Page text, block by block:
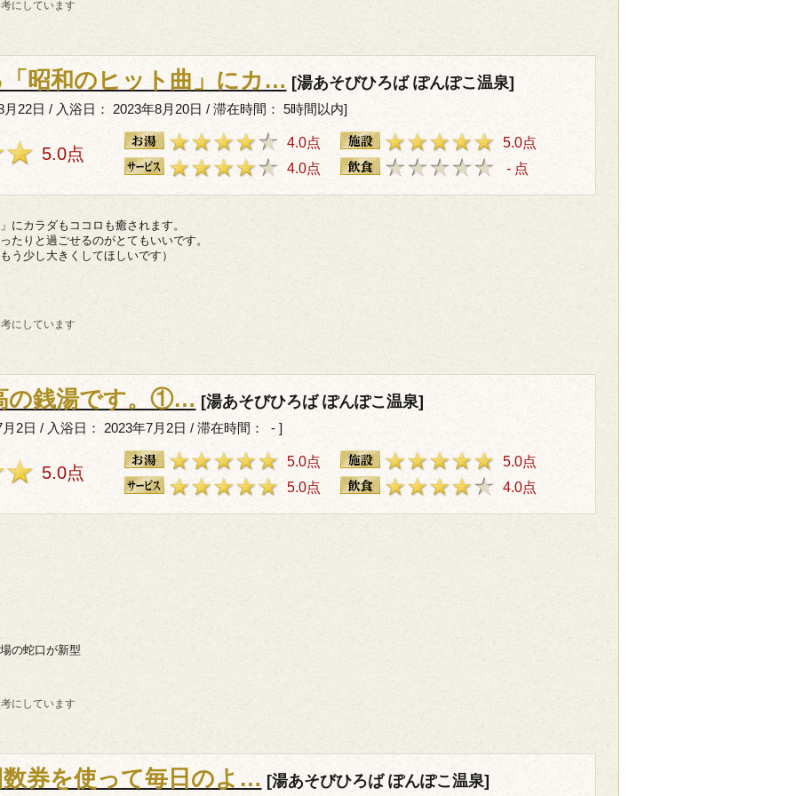
にしています
昭和のヒット曲」にカ… [湯あそびひろば ぽんぽこ温泉]
22日 / 入浴日： 2023年8月20日 / 滞在時間： 5時間以内]
5.0点
4.0点
4.0点
5.0点
- 点
にカラダもココロも癒されます。
たりと過ごせるのがとてもいいです。
う少し大きくしてほしいです）
にしています
の銭湯です。①… [湯あそびひろば ぽんぽこ温泉]
2日 / 入浴日： 2023年7月2日 / 滞在時間： - ]
5.0点
5.0点
5.0点
5.0点
4.0点
の蛇口が新型
にしています
券を使って毎日のよ… [湯あそびひろば ぽんぽこ温泉]